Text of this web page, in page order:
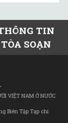
TIN
TÒA SOẠN
VIỆT NAM Ở NƯỚC
Biên Tập Tạp chí